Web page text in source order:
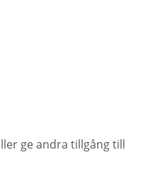
ge andra tillgång till